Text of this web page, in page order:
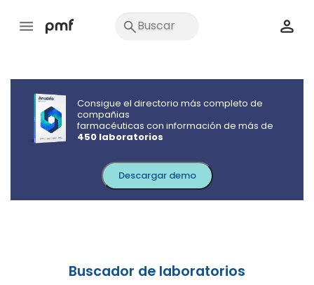
Consigue el directorio más completo de
compañias
farmacéuticas con información de más de
450 laboratorios
Descargar demo
Buscador de laboratorios